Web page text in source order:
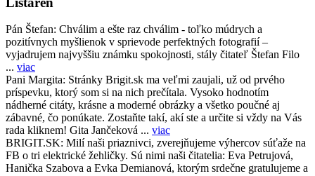
Pán Štefan: Chválim a ešte raz chválim - toľko múdrych a
pozitívnych myšlienok v sprievode perfektných fotografií –
vyjadrujem najvyššiu známku spokojnosti, stály čitateľ Štefan Filo
... viac
Pani Margita: Stránky Brigit.sk ma veľmi zaujali, už od prvého
príspevku, ktorý som si na nich prečítala. Vysoko hodnotím
nádherné citáty, krásne a moderné obrázky a všetko poučné aj
zábavné, čo ponúkate. Zostaňte takí, akí ste a určite si vždy na Vás
rada kliknem! Gita Jančeková ... viac
BRIGIT.SK: Milí naši priaznivci, zverejňujeme výhercov súťaže na
FB o tri elektrické žehličky. Sú nimi naši čitatelia: Eva Petrujová,
Hanička Szabova a Evka Demianová, ktorým srdečne gratulujeme a